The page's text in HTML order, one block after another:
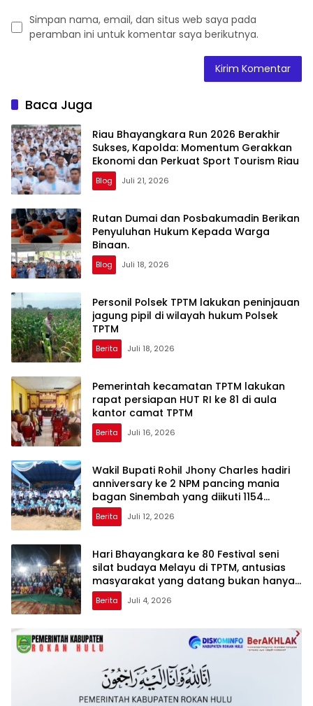
Simpan nama, email, dan situs web saya pada
peramban ini untuk komentar saya berikutnya.
Baca Juga
Riau Bhayangkara Run 2026 Berakhir
Sukses, Kapolda: Momentum Gerakkan
Ekonomi dan Perkuat Sport Tourism Riau
Blog Juli 21, 2026
Rutan Dumai dan Posbakumadin Berikan
Penyuluhan Hukum Kepada Warga
Binaan.
Blog Juli 18, 2026
Personil Polsek TPTM lakukan peninjauan
jagung pipil di wilayah hukum Polsek
TPTM
Berita Juli 18, 2026
Pemerintah kecamatan TPTM lakukan
rapat persiapan HUT RI ke 81 di aula
kantor camat TPTM
Berita Juli 16, 2026
Wakil Bupati Rohil Jhony Charles hadiri
anniversary ke 2 NPM pancing mania
bagan Sinembah yang diikuti 1154
peserta dari berbagai wilayah di pulau
sumatera
Berita Juli 12, 2026
Hari Bhayangkara ke 80 Festival seni
silat budaya Melayu di TPTM, antusias
masyarakat yang datang bukan hanya
dari Rohil, bahkan dari luar kabupaten
Rohil
Berita Juli 4, 2026